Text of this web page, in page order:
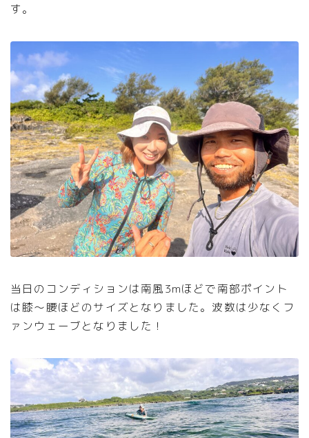
す。
当日のコンディションは南風3mほどで南部ポイント
は膝〜腰ほどのサイズとなりました。波数は少なくフ
ァンウェーブとなりました！